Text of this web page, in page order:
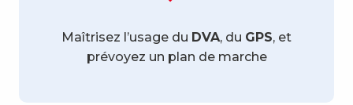
Maîtrisez l’usage du DVA, du GPS, et
prévoyez un plan de marche